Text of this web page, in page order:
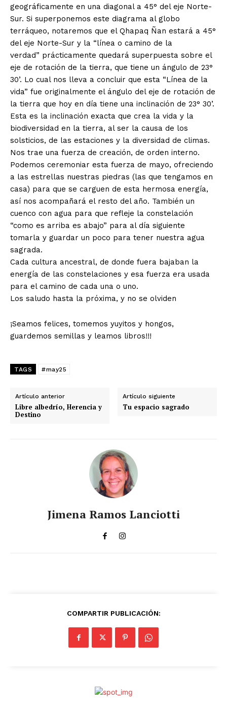
geográficamente en una diagonal a 45° del eje Norte-
Sur. Si superponemos este diagrama al globo
terráqueo, notaremos que el Qhapaq Ñan estará a 45°
del eje Norte-Sur y la “línea o camino de la
verdad” prácticamente quedará superpuesta sobre el
eje de rotación de la tierra, que tiene un ángulo de 23°
30’. Lo cual nos lleva a concluir que esta “Línea de la
vida” fue originalmente el ángulo del eje de rotación de
la tierra que hoy en día tiene una inclinación de 23° 30’.
Esta es la inclinación exacta que crea la vida y la
biodiversidad en la tierra, al ser la causa de los
solsticios, de las estaciones y la diversidad de climas.
Nos trae una fuerza de creación, de orden interno.
Podemos ceremoniar esta fuerza de mayo, ofreciendo
a las estrellas nuestras piedras (las que tengamos en
casa) para que se carguen de esta hermosa energía,
así nos acompañará el resto del año. También un
cuenco con agua para que refleje la constelación
“como es arriba es abajo” para al día siguiente
tomarla y guardar un poco para tener nuestra agua
sagrada.
Cada cultura ancestral, de donde fuera bajaban la
energía de las constelaciones y esa fuerza era usada
para el camino de cada una o uno.
Los saludo hasta la próxima, y no se olviden
¡Seamos felices, tomemos yuyitos y hongos,
guardemos semillas y leamos libros!!!
TAGS #may25
Artículo anterior
Libre albedrío, Herencia y
Destino
Artículo siguiente
Tu espacio sagrado
Jimena Ramos Lanciotti
COMPARTIR PUBLICACIÓN: